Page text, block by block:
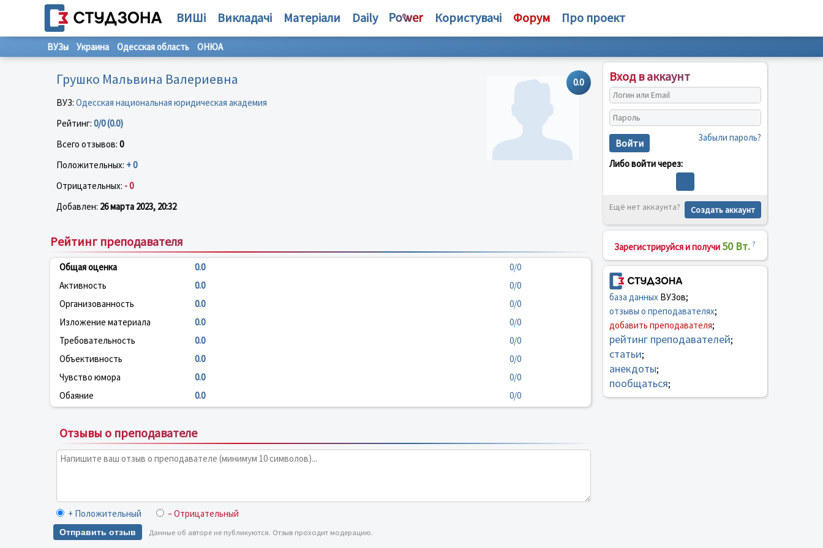
ВИШі Викладачі Матеріали Daily Користувачі Форум Про проект
ВУЗы Украина Одесская область ОНЮА
0.0
Грушко Мальвина Валериевна
ВУЗ: Одесская национальная юридическая академия
Рейтинг: 0/0 (0.0)
Всего отзывов: 0
Положительных: + 0
Отрицательных: - 0
Добавлен: 26 марта 2023, 20:32
Рейтинг преподавателя
Общая оценка 0.0
0/0
Активность
0.0
0/0
Организованность
0.0
0/0
Изложение материала
0.0
0/0
Требовательность
0.0
0/0
Объективность
0.0
0/0
Чувство юмора
0.0
0/0
Обаяние
0.0 0/0
Отзывы о преподавателе
+ Положительный – Отрицательный
Отправить отзыв Данные об авторе не публикуются. Отзыв проходит модерацию.
Вход в аккаунт
Войти Забыли пароль?
Либо войти через:
Ещё нет аккаунта? Создать аккаунт
Зарегистрируйся и получи 50 Вт. ?
база данныхВУЗов;
отзывы о преподавателях;
добавить преподавателя;
рейтинг преподавателей;
статьи;
анекдоты;
пообщаться;